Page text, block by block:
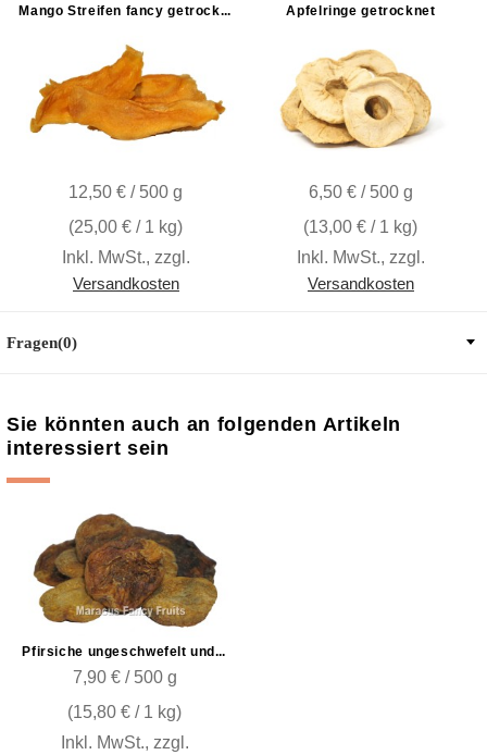
Mango Streifen fancy getrocknet ohne Zuckerzusatz
12,50 € / 500 g
(25,00 € / 1 kg)
Inkl. MwSt., zzgl.
Versandkosten
Apfelringe getrocknet
6,50 € / 500 g
(13,00 € / 1 kg)
Inkl. MwSt., zzgl.
Versandkosten
Fragen(0)
Sie könnten auch an folgenden Artikeln
interessiert sein
Pfirsiche ungeschwefelt und naturbelassen
7,90 € / 500 g
(15,80 € / 1 kg)
Inkl. MwSt., zzgl.